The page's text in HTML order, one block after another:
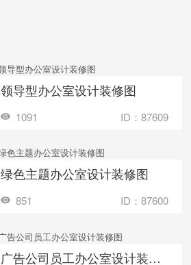
收藏 装修成这样要花多少钱？
领导型办公室设计装修图
1091 ID：87609
收藏 装修成这样要花多少钱？
绿色主题办公室设计装修图
851 ID：87600
收藏 装修成这样要花多少钱？
广告公司员工办公室设计装修图